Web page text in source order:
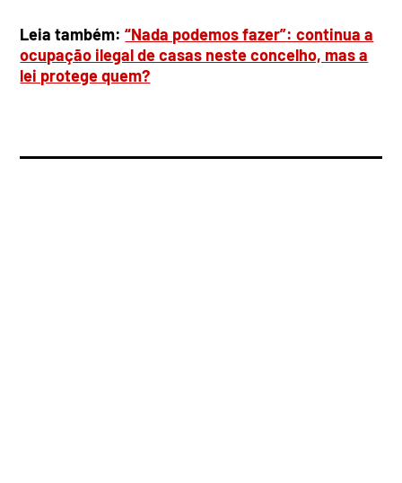
Leia também:“Nada podemos fazer”: continua a
ocupação ilegal de casas neste concelho, mas a
lei protege quem?